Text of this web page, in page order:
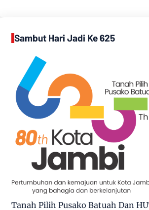
Sambut Hari Jadi Ke 625
Tanah Pilih Pusako Batuah Dan